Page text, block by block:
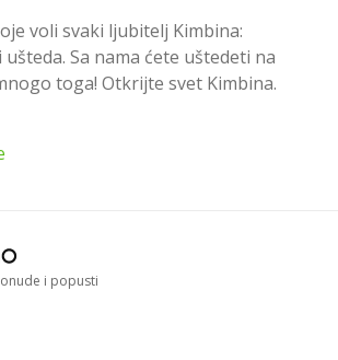
voli svaki ljubitelj Kimbina:
Sa nama ćete uštedeti na
toga! Otkrijte svet Kimbina.
i popusti